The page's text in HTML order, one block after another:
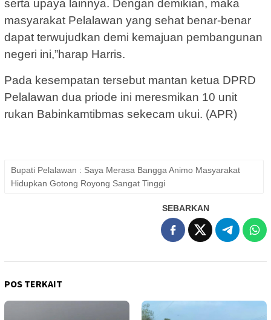
serta upaya lainnya. Dengan demikian, maka
masyarakat Pelalawan yang sehat benar-benar
dapat terwujudkan demi kemajuan pembangunan
negeri ini,”harap Harris.
Pada kesempatan tersebut mantan ketua DPRD
Pelalawan dua priode ini meresmikan 10 unit
rukan Babinkamtibmas sekecam ukui. (APR)
Bupati Pelalawan : Saya Merasa Bangga Animo Masyarakat
Hidupkan Gotong Royong Sangat Tinggi
SEBARKAN
POS TERKAIT